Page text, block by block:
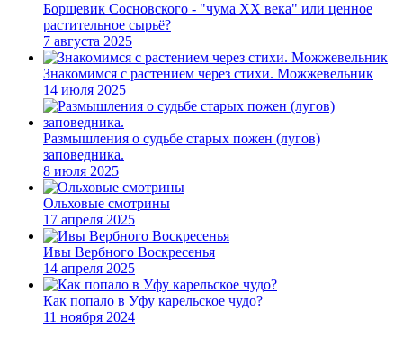
Борщевик Сосновского - "чума XX века" или ценное
растительное сырьё?
7 августа 2025
Знакомимся с растением через стихи. Можжевельник
14 июля 2025
Размышления о судьбе старых пожен (лугов)
заповедника.
8 июля 2025
Ольховые смотрины
17 апреля 2025
Ивы Вербного Воскресенья
14 апреля 2025
Как попало в Уфу карельское чудо?
11 ноября 2024